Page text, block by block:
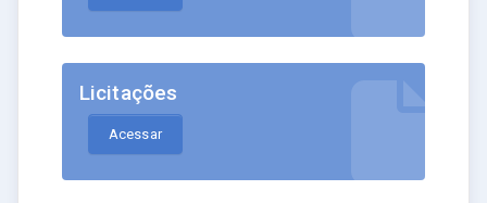
Licitações
Acessar